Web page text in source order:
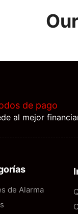
de pago
al mejor
de Alarma